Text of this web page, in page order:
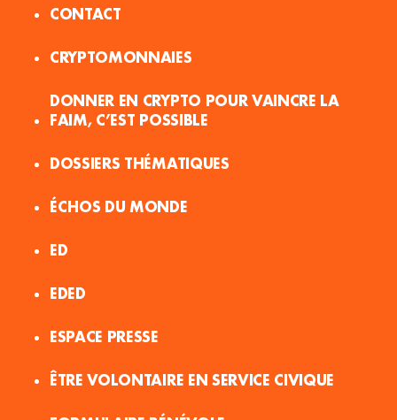
CONTACT
CRYPTOMONNAIES
DONNER EN CRYPTO POUR VAINCRE LA
FAIM, C’EST POSSIBLE
DOSSIERS THÉMATIQUES
ÉCHOS DU MONDE
ED
EDED
ESPACE PRESSE
ÊTRE VOLONTAIRE EN SERVICE CIVIQUE